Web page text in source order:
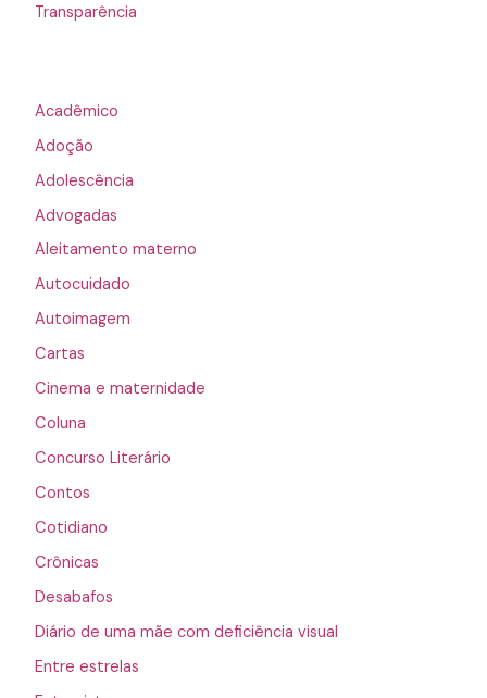
Transparência
Acadêmico
Adoção
Adolescência
Advogadas
Aleitamento materno
Autocuidado
Autoimagem
Cartas
Cinema e maternidade
Coluna
Concurso Literário
Contos
Cotidiano
Crônicas
Desabafos
Diário de uma mãe com deficiência visual
Entre estrelas